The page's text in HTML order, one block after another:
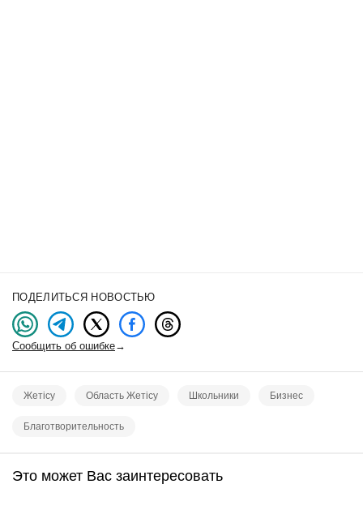
ПОДЕЛИТЬСЯ НОВОСТЬЮ
Сообщить об ошибке→
Жетісу Область Жетісу Школьники Бизнес
Благотворительность
Это может Вас заинтересовать